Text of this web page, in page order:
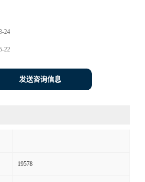
24
22
发送咨询信息
19578